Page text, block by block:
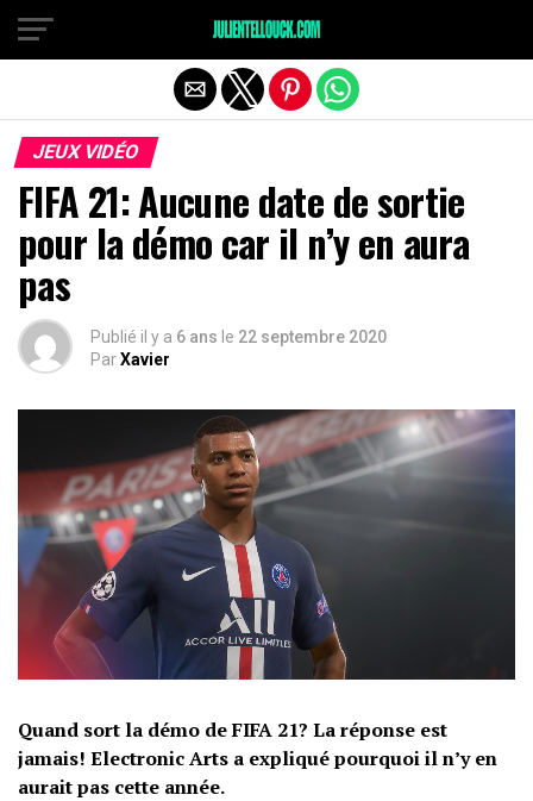
JEUX VIDÉO
FIFA 21: Aucune date de sortie
pour la démo car il n’y en aura
pas
Publié il y a 6 ans le 22 septembre 2020
ParXavier
Quand sort la démo de FIFA 21? La réponse est
jamais! Electronic Arts a expliqué pourquoi il n’y en
aurait pas cette année.